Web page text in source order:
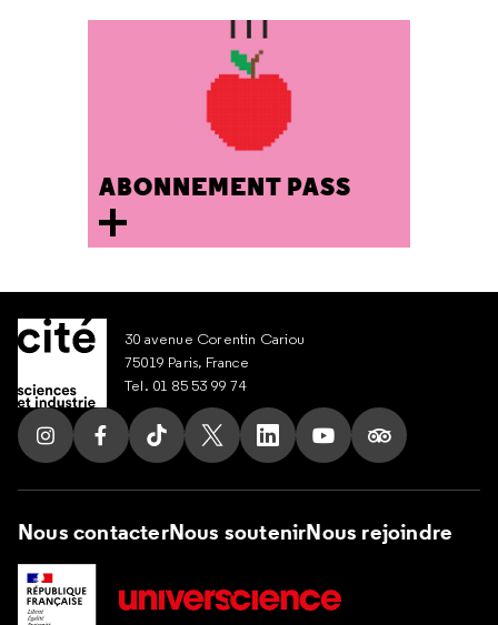
ABONNEMENT PASS
30 avenue Corentin Cariou
75019 Paris, France
Tel. 01 85 53 99 74
Suivez nous sur Instagram
Suivez nous sur Facebook
Suivez nous sur Tik Tok
Suivez nous sur X
Suivez nous sur LinkedIn
Suivez nous sur
Suivez nous
Nous contacterNous soutenirNous rejoindre